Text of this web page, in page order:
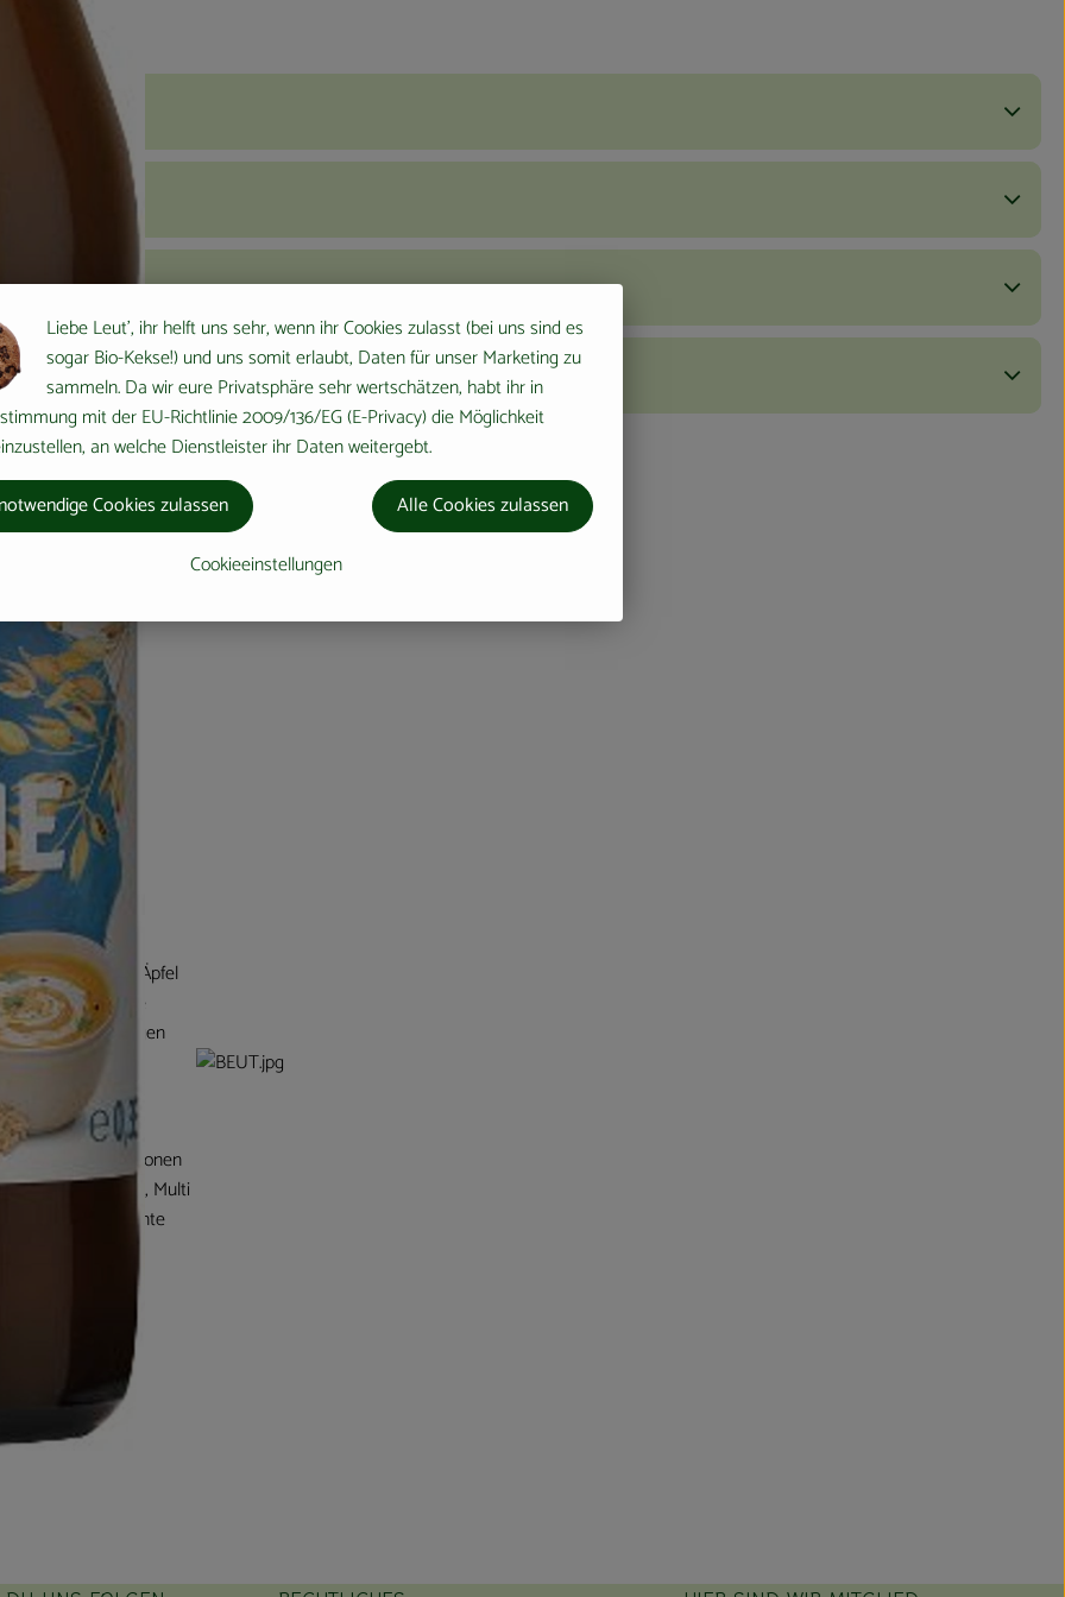
Obst- und
und Klima
Region. Die Äpfel
hochstämmige
in weiträumigen
viele Innovationen
Kindersaft, Multi
wurde der bekannte
Kindersaft wurde
Liebe Leut', ihr helft uns sehr, wenn ihr Cookies zulasst (bei uns sind es
sogar Bio-Kekse!) und uns somit erlaubt, Daten für unser Marketing zu
sammeln. Da wir eure Privatsphäre sehr wertschätzen, habt ihr in
mit der EU-Richtlinie 2009/136/EG (E-Privacy) die Möglichkeit
an welche Dienstleister ihr Daten weitergebt.
Cookieeinstellungen
Cookies zulassen Alle Cookies zulassen